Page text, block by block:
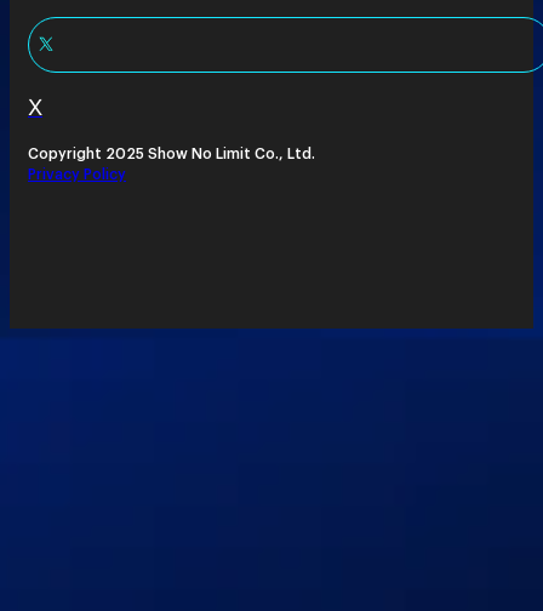
X
Copyright 2025 Show No Limit Co., Ltd.
Privacy Policy